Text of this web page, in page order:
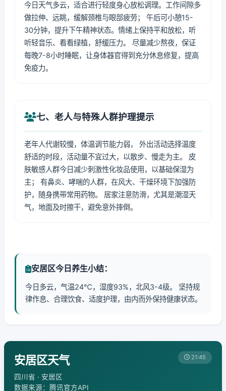
今日天气多云，适合进行轻度身心放松调理。工作间隙多
做拉伸、远眺，缓解颈椎与眼部疲劳； 午后可小憩15-
30分钟，提升下午精神状态。情绪上保持平和放松，听
听轻音乐、看看绿植，舒缓压力。 尽量减少熬夜，保证
每晚7-8小时睡眠，让身体器官得到充分休息修复，提高
免疫力。
七、老人与特殊人群护理提示
老年人代谢较慢，体温调节能力弱， 外出活动选择温度
舒适的时段，活动量不宜过大，以散步、慢走为主。 皮
肤敏感人群今日减少刺激性化妆品使用，以基础保湿为
主； 有鼻炎、哮喘的人群，在风大、干燥环境下加强防
护，随身携带常用药物。 居家注意防滑，尤其是潮湿天
气，地面及时擦干，避免意外摔倒。
安居区今日养生小结：
今日多云，气温24℃，湿度93%，北风3-4级。 坚持规
律作息、合理饮食、适度护理，由内而外保持健康状态。
安居区天气
四川省 · 安居区
数据来源：腾讯官方API
21:45